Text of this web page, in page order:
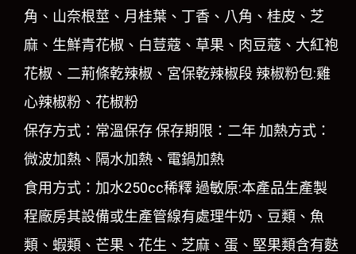
角、山奈根莖、月桂葉、丁香、八角、桂皮、芝
麻、生鮮青花椒、白荳蔻、草果、肉豆蔻、大紅袍
花椒、二荊條乾辣椒、宮保乾辣椒段 辣椒粉包:雞
心辣椒粉、花椒粉
保存方式：常溫保存 保存期限：二年 加熱方式：
微波加熱、隔水加熱、電鍋加熱
食用方式：加水250cc稀釋 過敏原:本產品生產製
程廠房其設備或生產管線有處理牛奶、豆類、魚
類、蝦類、芒果、花生、芝麻、蛋、堅果類含有麩